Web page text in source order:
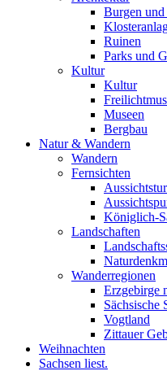
Burgen und
Ruinen
Parks und
Kultur
Kultur
Museen
Bergbau
Natur & Wandern
Wandern
Fernsichten
Königlich-
Landschaften
Wanderregionen
Erzgebirge
Sächsische
Vogtland
Zittauer
Weihnachten
Sachsen liest.